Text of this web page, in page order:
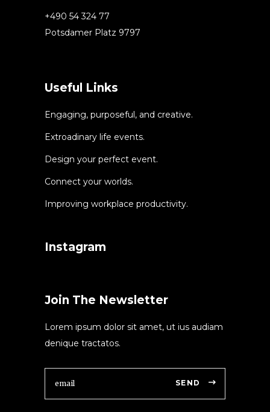
+490 54 324 77
Potsdamer Platz 9797
Useful Links
Engaging, purposeful, and creative.
Extroadinary life events.
Design your perfect event.
Connect your worlds.
Improving workplace productivity.
Instagram
Join The Newsletter
Lorem ipsum dolor sit amet, ut ius audiam
denique tractatos.
SEND